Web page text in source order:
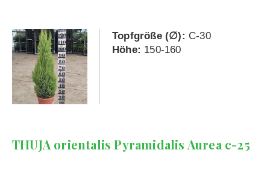
Topfgröße (∅): C-30
Höhe: 150-160
THUJA orientalis Pyramidalis Aurea c-25